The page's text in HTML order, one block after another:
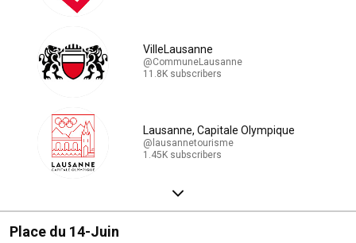
VilleLausanne
@CommuneLausanne
11.8K subscribers
Lausanne, Capitale Olympique
@lausannetourisme
1.45K subscribers
Place du 14-Juin